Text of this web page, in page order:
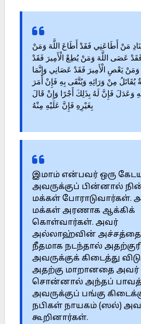
مَنْ أَطَاعَنِي فَقَدْ أَطَاعَ اللَّهَ وَمَنْ
عَصَى اللَّهَ وَمَنْ يُطِعْ الْأَمِيرَ فَقَدْ
يَعْصِ الْأَمِيرَ فَقَدْ عَصَانِي وَإِنَّمَا
يُقَاتَلُ مِنْ وَرَائِهِ وَيُتَّقَى بِهِ فَإِنْ أَمَرَ
وَعَدَلَ فَإِنَّ لَهُ بِذَلِكَ أَجْرًا وَإِنْ قَالَ
بِغَيْرِهِ فَإِنَّ عَلَيْهِ مِنْهُ
இமாம் என்பவர் ஒரு
அவருக்குப் பின்னால்
மக்கள் போராடுவார்கள்.
மக்கள் அரணாக ஆக்கிக்
கொள்வார்கள். அவர்
அல்லாஹ்வின் அச்சத்தை
நீதமாக நடந்தால்
அவருக்குக் கிடைத்து
அதற்கு மாறானதை அவர்
சொன்னால் அந்தப்
அவருக்குப் பங்கு
நபிகள் நாயகம் (ஸல்)
கூறினார்கள்.